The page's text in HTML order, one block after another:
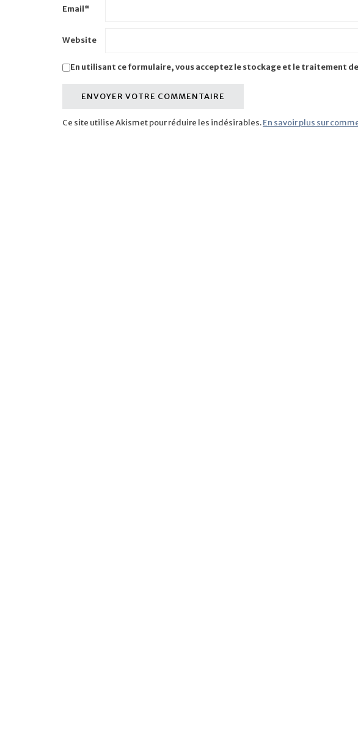
Email*
Website
En utilisant ce formulaire, vous acceptez le stockage et le traitement de
Ce site utilise Akismet pour réduire les indésirables.En savoir plus sur